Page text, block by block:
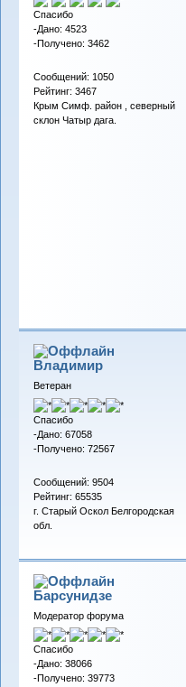
Спасибо
-Дано: 4523
-Получено: 3462
Сообщений: 1050
Рейтинг: 3467
Крым Симф. район , северный
склон Чатыр дага.
Владимиp
Ветеран
Спасибо
-Дано: 67058
-Получено: 72567
Сообщений: 9504
Рейтинг: 65535
г. Старый Оскол Белгородская
обл.
Барсунидзе
Модератор форума
Спасибо
-Дано: 38066
-Получено: 39773